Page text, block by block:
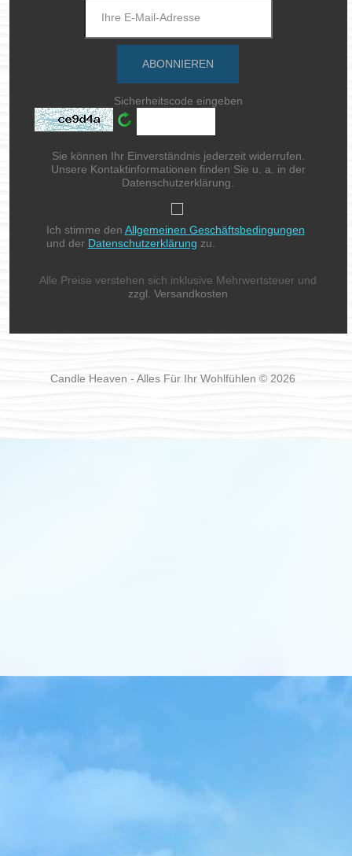
Sicherheitscode eingeben
Sie können Ihr Einverständnis jederzeit widerrufen.
Unsere Kontaktinformationen finden Sie u. a. in der
Datenschutzerklärung.
Ich stimme den Allgemeinen Geschäftsbedingungen
und der Datenschutzerklärung zu.
Alle Preise verstehen sich inklusive Mehrwertsteuer und
zzgl. Versandkosten
Candle Heaven - Alles Für Ihr Wohlfühlen © 2026